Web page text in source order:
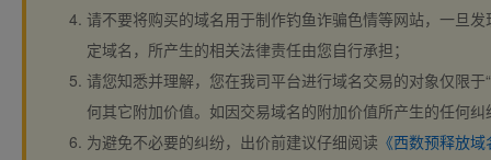
请不要将购买的域名用于制作钓鱼诈骗色情等网站，一旦
定域名，所产生的相关法律责任由您自行承担；
请您知悉并理解，您在我司平台进行域名交易的对象仅限于
何其它附加价值。如因交易域名的附加价值所产生的任何
为避免不必要的纠纷，出价前建议仔细阅读 《西数预释放